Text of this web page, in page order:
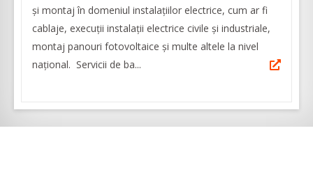
şi montaj în domeniul instalaţiilor electrice, cum ar fi
cablaje, execuţii instalaţii electrice civile şi industriale,
montaj panouri fotovoltaice şi multe altele la nivel
naţional. Servicii de ba...